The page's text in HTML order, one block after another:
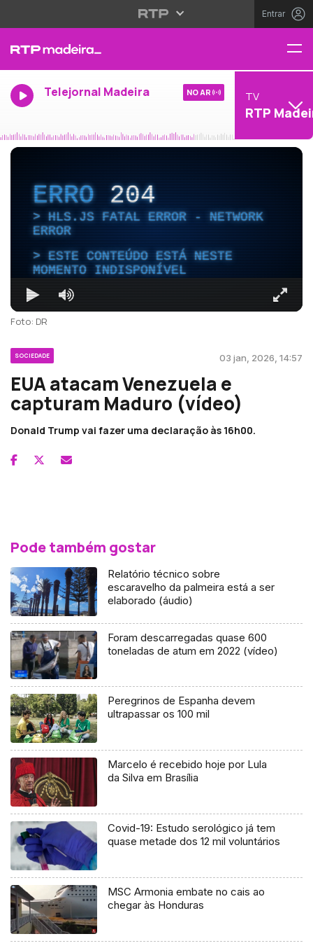
Entrar
Telejornal Madeira NO AR TV
RTP
ERRO204
HLS.JS FATAL ERROR - NETWORK
ERROR
ESTE CONTEÚDO ESTÁ NESTE
MOMENTO INDISPONÍVEL
Foto: DR
SOCIEDADE 03 jan, 2026, 14:57
EUA atacam Venezuela e
capturam Maduro (vídeo)
Donald Trump vai fazer uma declaração às 16h00.
Pode também gostar
Relatório técnico sobre
escaravelho da palmeira está a ser
elaborado (áudio)
Foram descarregadas quase 600
toneladas de atum em 2022 (vídeo)
Peregrinos de Espanha devem
ultrapassar os 100 mil
Marcelo é recebido hoje por Lula
da Silva em Brasília
Covid-19: Estudo serológico já tem
quase metade dos 12 mil voluntários
MSC Armonia embate no cais ao
chegar às Honduras